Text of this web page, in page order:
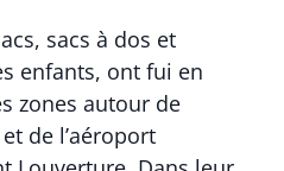
sacs à dos et
enfants, ont fui en
zones autour de
de l’aéroport